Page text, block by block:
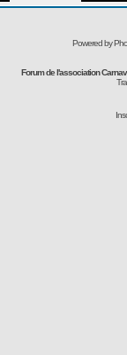
Powered by
Forum de l'association